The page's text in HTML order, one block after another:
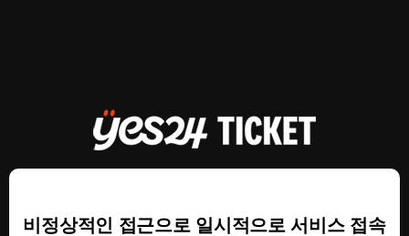
비정상적인 접근으로 일시적으로 서비스 접속